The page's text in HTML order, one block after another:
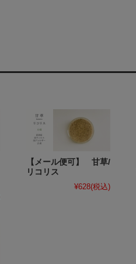
【メール便可】 甘草/
リコリス
¥628(税込)